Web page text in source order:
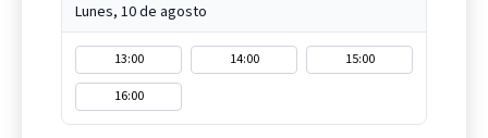
Lunes, 10 de agosto
13:00 14:00
15:00
16:00